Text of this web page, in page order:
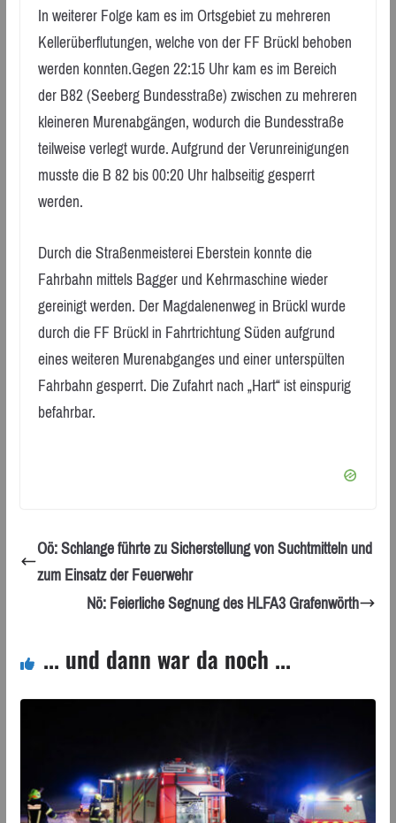
In weiterer Folge kam es im Ortsgebiet zu mehreren
Kellerüberflutungen, welche von der FF Brückl behoben
werden konnten.Gegen 22:15 Uhr kam es im Bereich
der B82 (Seeberg Bundesstraße) zwischen zu mehreren
kleineren Murenabgängen, wodurch die Bundesstraße
teilweise verlegt wurde. Aufgrund der Verunreinigungen
musste die B 82 bis 00:20 Uhr halbseitig gesperrt
werden.
Durch die Straßenmeisterei Eberstein konnte die
Fahrbahn mittels Bagger und Kehrmaschine wieder
gereinigt werden. Der Magdalenenweg in Brückl wurde
durch die FF Brückl in Fahrtrichtung Süden aufgrund
eines weiteren Murenabganges und einer unterspülten
Fahrbahn gesperrt. Die Zufahrt nach „Hart“ ist einspurig
befahrbar.
Oö: Schlange führte zu Sicherstellung von Suchtmitteln und
zum Einsatz der Feuerwehr
Nö: Feierliche Segnung des HLFA3 Grafenwörth
... und dann war da noch ...